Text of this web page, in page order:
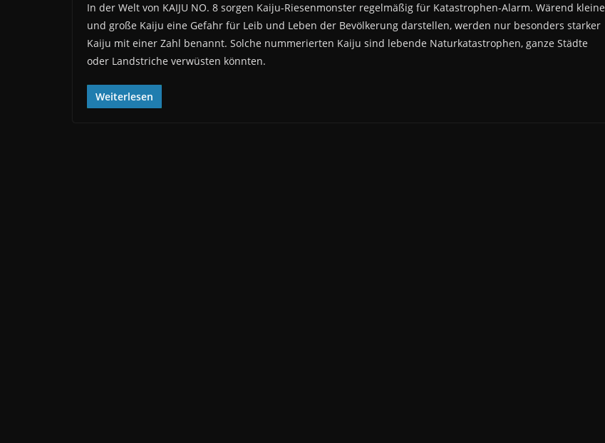
In der Welt von KAIJU NO. 8 sorgen Kaiju-Riesenmonster regelmäßig für Katastrophen-Alarm. Wärend kleine
und große Kaiju eine Gefahr für Leib und Leben der Bevölkerung darstellen, werden nur besonders starker
Kaiju mit einer Zahl benannt. Solche nummerierten Kaiju sind lebende Naturkatastrophen, ganze Städte
oder Landstriche verwüsten könnten.
Weiterlesen